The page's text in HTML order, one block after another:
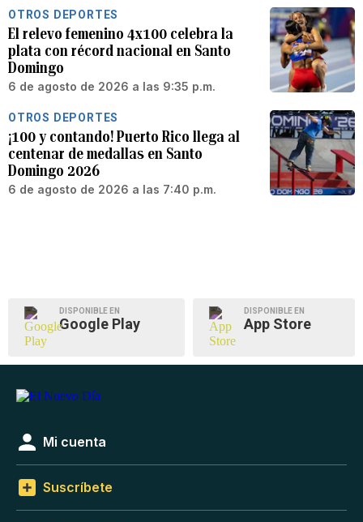
OTROS DEPORTES
El relevo femenino 4x100 celebra la
plata con récord nacional en Santo
Domingo
6 de agosto de 2026 a las 9:35 p.m.
OTROS DEPORTES
¡100 y contando! Puerto Rico llega al
centenar de medallas en Santo
Domingo 2026
6 de agosto de 2026 a las 7:40 p.m.
DISPONIBLE EN
Google Play
DISPONIBLE EN
App Store
Mi cuenta
Suscríbete